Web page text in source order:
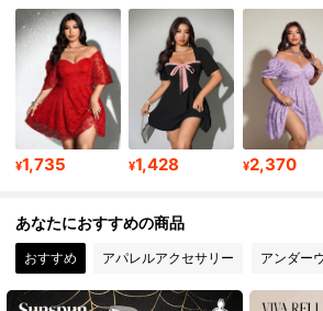
4.85 155K フォロワー
4.85 155K フォロワー
4.85 155K フォロワー
4.85 155K フォロワー
¥1,735 ¥1,428 ¥2,370
あなたにおすすめの商品
おすすめ アパレルアクセサリー アンダー